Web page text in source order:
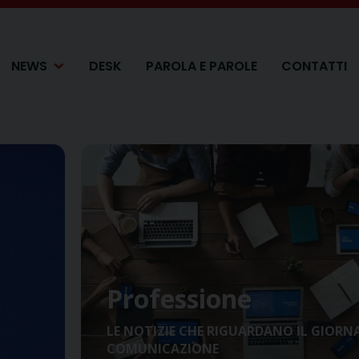
NEWS DESK PAROLA E PAROLE CONTATTI
Professione
LE NOTIZIE CHE RIGUARDANO IL
COMUNICAZIONE